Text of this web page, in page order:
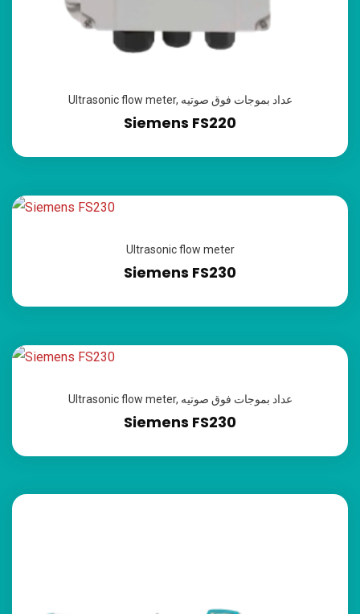
Ultrasonic flow meter, عداد بموجات فوق صوتيه
Siemens FS220
Ultrasonic flow meter
Siemens FS230
Ultrasonic flow meter, عداد بموجات فوق صوتيه
Siemens FS230